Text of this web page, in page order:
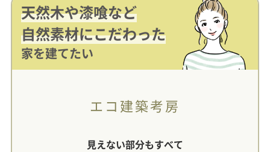
天然木や漆喰など
自然素材にこだわった
家を建てたい
エコ建築考房
見えない部分もすべて